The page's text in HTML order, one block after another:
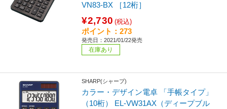
VN83-BX ［12桁］
¥2,730 (税込)
ポイント：273
発売日：2021/01/22発売
在庫あり
SHARP(シャープ)
カラー・デザイン電卓 「手帳タイプ」
（10桁） EL-VW31AX（ディープブル